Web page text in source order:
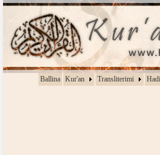
Ballina Kur'an Transliterimi